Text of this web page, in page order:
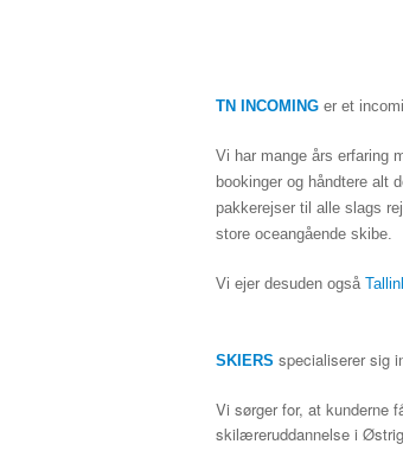
TN INCOMING er et
Vi har mange års erfaring
bookinger og håndtere alt
pakkerejser til alle slags
store oceangående skibe.
Vi ejer desuden også
SKIERS specialiserer sig
Vi sørger for, at kunderne
skilæreruddannelse i